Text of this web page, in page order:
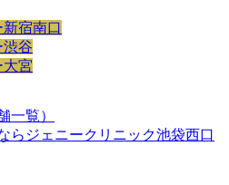
新宿南口
渋谷
大宮
一覧）
らジェニークリニック池袋西口